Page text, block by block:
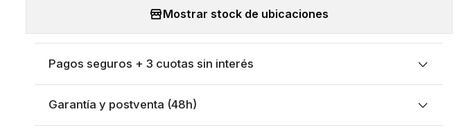
Mostrar stock de ubicaciones
Pagos seguros + 3 cuotas sin interés
Garantía y postventa (48h)